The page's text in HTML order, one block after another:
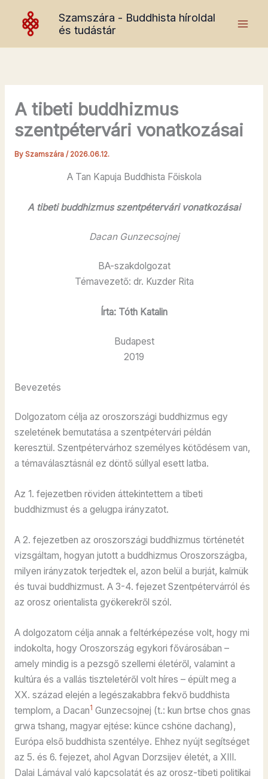
content
Szamszára - Buddhista híroldal
és tudástár
A tibeti buddhizmus
szentpétervári vonatkozásai
By Szamszára / 2026.06.12.
A Tan Kapuja Buddhista Főiskola
A tibeti buddhizmus szentpétervári vonatkozásai
Dacan Gunzecsojnej
BA-szakdolgozat
Témavezető: dr. Kuzder Rita
Írta: Tóth Katalin
Budapest
2019
Bevezetés
Dolgozatom célja az oroszországi buddhizmus egy
szeletének bemutatása a szentpétervári példán
keresztül. Szentpétervárhoz személyes kötődésem van,
a témaválasztásnál ez döntő súllyal esett latba.
Az 1. fejezetben röviden áttekintettem a tibeti
buddhizmust és a gelugpa irányzatot.
A 2. fejezetben az oroszországi buddhizmus történetét
vizsgáltam, hogyan jutott a buddhizmus Oroszországba,
milyen irányzatok terjedtek el, azon belül a burját, kalmük
és tuvai buddhizmust. A 3-4. fejezet Szentpétervárról és
az orosz orientalista gyökerekről szól.
A dolgozatom célja annak a feltérképezése volt, hogy mi
indokolta, hogy Oroszország egykori fővárosában –
amely mindig is a pezsgő szellemi életéről, valamint a
kultúra és a vallás tiszteletéről volt híres – épült meg a
XX. század elején a legészakabbra fekvő buddhista
templom, a Dacan1 Gunzecsojnej (t.: kun brtse chos gnas
grwa tshang, magyar ejtése: künce cshöne dachang),
Európa első buddhista szentélye. Ehhez nyújt segítséget
az 5. és 6. fejezet, ahol Agvan Dorzsijev életét, a XIII.
Dalai Lámával való kapcsolatát és az orosz-tibeti politikai